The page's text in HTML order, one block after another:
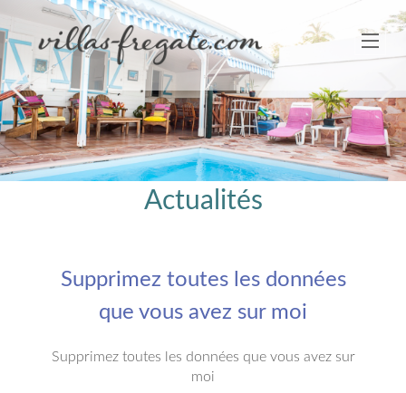
Next
Actualités
Supprimez toutes les données
que vous avez sur moi
Supprimez toutes les données que vous avez sur
moi